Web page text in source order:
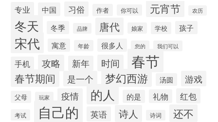
专业 中国 习俗 作者 你可以 元宵节 农历
冬天 冬季 品牌 唐代 娘家 学校 孩子
宋代 寓意 年龄 很多人 您的 我们可以
手机 攻略 新年 时间 春节
春节期间 是一个 梦幻西游 汤圆 游戏
父母 玩家 疫情 的人 的是 礼物 红包
考试 自己的 英语 诗人 诗词 还不